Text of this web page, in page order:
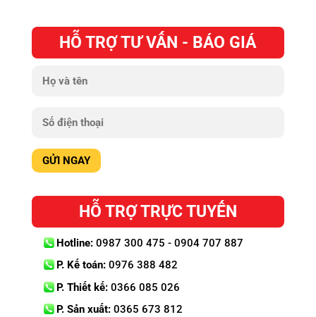
HỖ TRỢ TƯ VẤN - BÁO GIÁ
HỖ TRỢ TRỰC TUYẾN
Hotline:0987 300 475 - 0904 707 887
P. Kế toán:0976 388 482
P. Thiết kế:0366 085 026
P. Sản xuất:0365 673 812